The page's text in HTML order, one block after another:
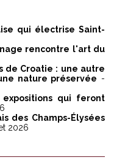
qui électrise Saint-
rencontre l'art du
de Croatie : une autre
nature préservée -
qui feront
des Champs-Élysées
2026